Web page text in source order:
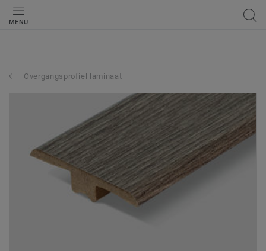
MENU
Overgangsprofiel laminaat